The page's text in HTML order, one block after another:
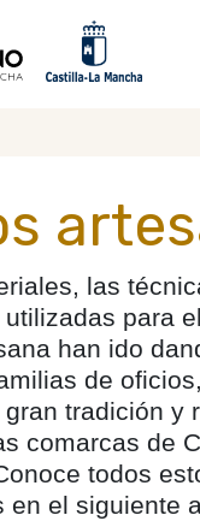
las
para
han ido
de
tradición y
comarcas de
todos
en el siguiente